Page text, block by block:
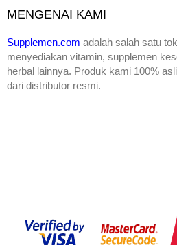
MENGENAI KAMI
Supplemen.com adalah salah satu
menyediakan vitamin, supplemen
herbal lainnya. Produk kami 100%
dari distributor resmi.